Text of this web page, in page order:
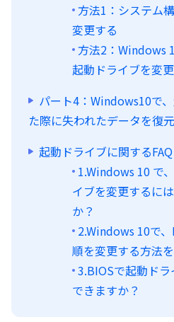
方法1：システム
変更する
方法2：Windows
起動ドライブを変
パート4：Windows10で
た際に失われたデータを復
起動ドライブに関するFAQ
1.Windows 10 で
イブを変更するに
か？
2.Windows 10で
順を変更する方法
3.BIOSで起動ド
できますか？